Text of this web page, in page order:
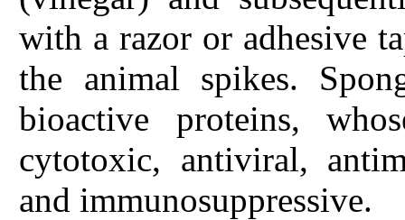
with a razor or adhesive
the animal spikes.
bioactive proteins,
cytotoxic, antiviral,
and immunosuppressive.